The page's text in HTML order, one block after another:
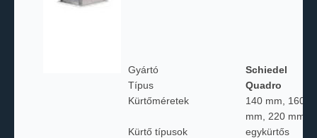
Gyártó
Schiedel
Típus
Quadro
Kürtőméretek
140 mm, 160
mm, 220 mm,
Kürtő típusok
egykürtős